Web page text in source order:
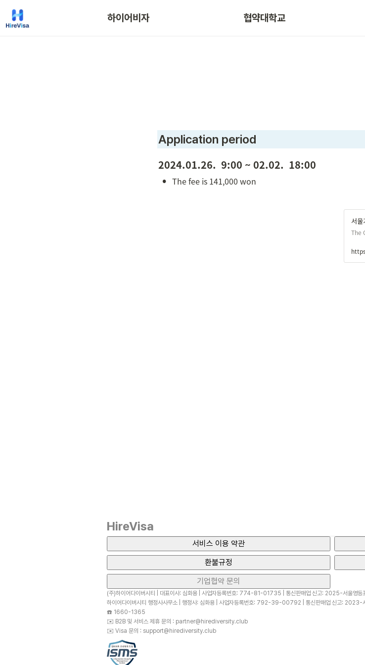
하이어비자 협약대학교
Application period
2024.01.26.  9:00 ~ 02.02.  18:00
• The fee is 141,000 won
서울
The
HireVisa
서비스 이용 약관
환불규정
기업협약 문의
(주)하이어다이버시티 | 대표이사: 심화용 | 사업자등록번호: 774-81-01735 | 통신판매업 신고: 2025-서울영
하이어다이버시티 행정사사무소 | 행정사: 심화용 | 사업자등록번호: 792-39-00792 | 통신판매업 신고: 2023-
☎️ 1660-1365
✉️ B2B 및 서비스 제휴 문의 : partner@hirediversity.club
✉️ Visa 문의 : support@hirediversity.club